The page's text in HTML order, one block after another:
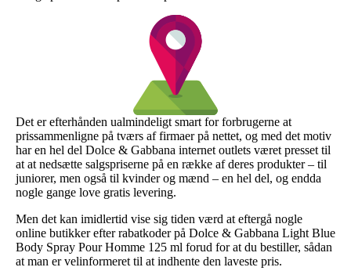
Det er efterhånden ualmindeligt smart for forbrugerne at
prissammenligne på tværs af firmaer på nettet, og med det motiv
har en hel del Dolce & Gabbana internet outlets været presset til
at at nedsætte salgspriserne på en række af deres produkter – til
juniorer, men også til kvinder og mænd – en hel del, og endda
nogle gange love gratis levering.
Men det kan imidlertid vise sig tiden værd at eftergå nogle
online butikker efter rabatkoder på Dolce & Gabbana Light Blue
Body Spray Pour Homme 125 ml forud for at du bestiller, sådan
at man er velinformeret til at indhente den laveste pris.